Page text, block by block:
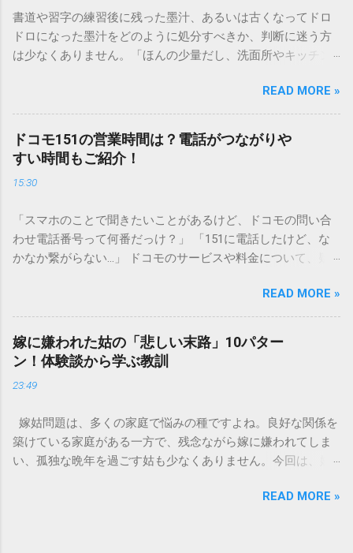
書道や習字の練習後に残った墨汁、あるいは古くなってドロ
ドロになった墨汁をどのように処分すべきか、判断に迷う方
は少なくありません。「ほんの少量だし、洗面所やキッチン
と、実は予期せぬトラブルを招く原因となります。 墨汁は、
一般的な生活排水とは性質が大きく異なります。そのまま排
水口へ流すことは環境負荷だけでなく、ご自宅の排水設備を
傷める可能性も高いため、非常に危険です。この記事では、
墨汁を安全かつ環境に優しい方法で処分するための手順と、
容器を適切に分別する方法を徹底解説します。 墨汁を「排水
す）」と「膠（にかわ）」、そして水です。これらは非常に
微細かつ独特の粘性を持っているため、下水処理や配管維持
の観点から以下の問題が発生します。 1. 環境への深刻な負荷
施設であっても、これらの微粒子を完全に分解・除去するこ
とは容易ではありません。大量に流し続けると河川や海まで
到達し、水質の濁りや生態系へ悪影響を及ぼすリスクがあり
ます。 2. 排水管の詰まりと劣化 墨汁の粘度を保っている「膠
め、深刻な詰まりを引き起こします。特に築年数が経過した
住宅では配管トラブルが起きやすく、修理費用が高額になる
ケースも珍しくありません。 3. 頑固なシミと汚れの沈着 陶器
やホーロー製のシンクに墨汁が付着すると、細かい粒子が素
材の隙間に入り込み、取れない黒ずみとなります。一度素材
READ MORE »
ドコモ151の営業時間は？電話がつながりや
すい時間もご紹介！
15:30
「スマホのことで聞きたいことがあるけど、ドコモの問い合
わせ電話番号って何番だっけ？」 「151に電話したけど、な
かなか繋がらない…」 ドコモのサービスや料金について、疑
ンフォメーションセンター」の専用電話番号「151」ですよ
ね。 でも、「 ドコモ151は何時まで 営業しているの？」「
151は何時から 受付可能なの？」と営業時間がわからず、な
かなか電話ができない方もいるかもしれません。 この記事で
は、ドコモ151の営業時間や、電話が繋がりやすい時間帯、さ
らには電話がつながらない時の対処法をわかりやすく解説し
言うと、ドコモのインフォメーションセンター「151」の受付
時間は、 午前9時から午後8時まで です。 年中無休で、土日
祝日も営業しています。「 151 営業時間 」を気にする際、ま
って連絡することができますね。 この時間内であれば、ドコ
READ MORE »
嫁に嫌われた姑の「悲しい末路」10パター
ン！体験談から学ぶ教訓
23:49
嫁姑問題は、多くの家庭で悩みの種ですよね。良好な関係を
築けている家庭がある一方で、残念ながら嫁に嫌われてしま
い、孤独な晩年を過ごす姑も少なくありません。今回は、嫁
を10パターンご紹介します。実体験に基づいたエピソードも
READ MORE »